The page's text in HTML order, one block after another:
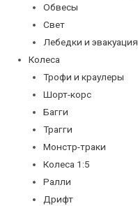
Обвесы
Свет
Лебедки и эвакуация
Колеса
Трофи и краулеры
Шорт-корс
Багги
Трагги
Монстр-траки
Колеса 1:5
Ралли
Дрифт